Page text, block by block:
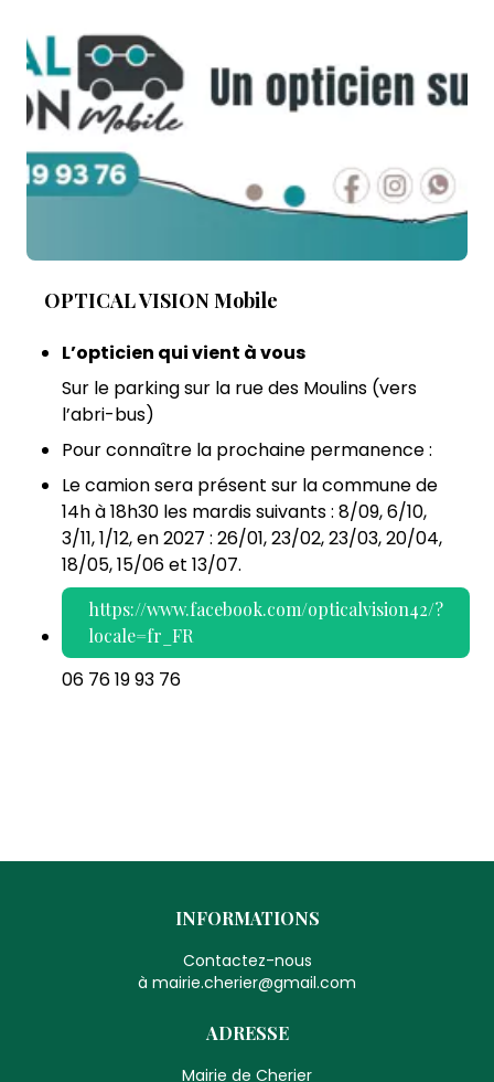
OPTICAL VISION Mobile
L’opticien qui vient à vous
Sur le parking sur la rue des Moulins (vers
l’abri-bus)
Pour connaître la prochaine permanence :
Le camion sera présent sur la commune de
14h à 18h30 les mardis suivants : 8/09, 6/10,
3/11, 1/12, en 2027 : 26/01, 23/02, 23/03, 20/04,
18/05, 15/06 et 13/07.
https://www.facebook.com/opticalvision42/?
locale=fr_FR
06 76 19 93 76
INFORMATIONS
Contactez-nous
à mairie.cherier@gmail.com
ADRESSE
Mairie de Cherier